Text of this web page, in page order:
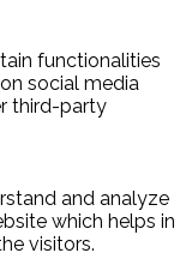
functionalities
social media
third-party
and analyze
which helps in
visitors.